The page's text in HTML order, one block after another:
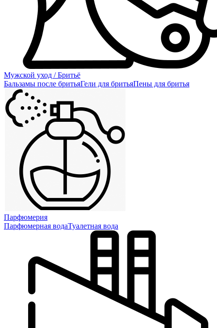
Мужской уход / Бритьё
Бальзамы после бритьяГели для бритьяПены для бритья
Парфюмерия
Парфюмерная водаТуалетная вода